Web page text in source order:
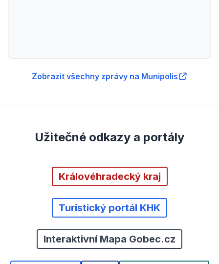
Zobrazit všechny zprávy na Munipolis
Užitečné odkazy a portály
Královéhradecký kraj
Turistický portál KHK
Interaktivní Mapa Gobec.cz